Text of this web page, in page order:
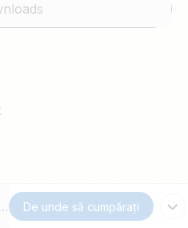
BMV-712 Smart și BMV-702
De unde să cumpărați